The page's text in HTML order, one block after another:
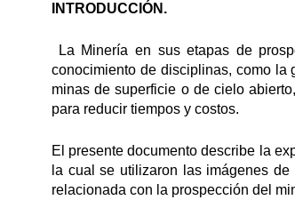
INTRODUCCIÓN.
La Minería en sus etapas de
conocimiento de disciplinas, como la
minas de superficie o de cielo
para reducir tiempos y costos.
El presente documento describe la
la cual se utilizaron las imágenes
relacionada con la prospección del